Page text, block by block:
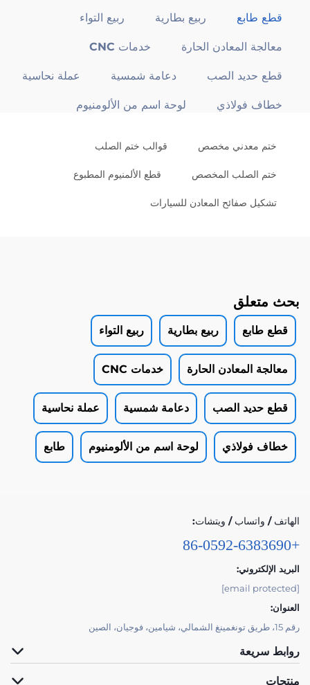
قطع طابع ربيع بطارية ربيع التواء
معالجة المعادن الحارة خدمات CNC
قطع حديد الصب دعامة شمسية عملة نحاسية
خطاف فولاذي لوحة اسم من الألومنيوم
ختم معدني مخصص قوالب ختم الصلب
ختم الصلب المخصص قطع الألمنيوم المطبوع
تشكيل صفائح المعادن للسيارات
بحث متعلق
قطع طابع ربيع بطارية ربيع التواء
معالجة المعادن الحارة خدمات CNC
قطع حديد الصب دعامة شمسية عملة نحاسية
خطاف فولاذي لوحة اسم من الألومنيوم طابع
الهاتف / واتساب / ويتشات:
+86-0592-6383690
البريد الإلكتروني:
[email protected]
العنوان:
رقم 15، طريق تونغمينغ الشمالي، شيامين، فوجيان، الصين
روابط سريعة
منتجات